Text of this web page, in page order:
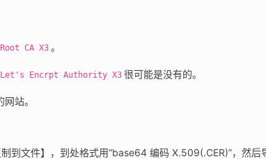
Root CA X3 。
Let's Encrpt Authority X3 很可能是没有的。
站。
到文件】，到处格式用“base64 编码 X.509(.CER)”，然后